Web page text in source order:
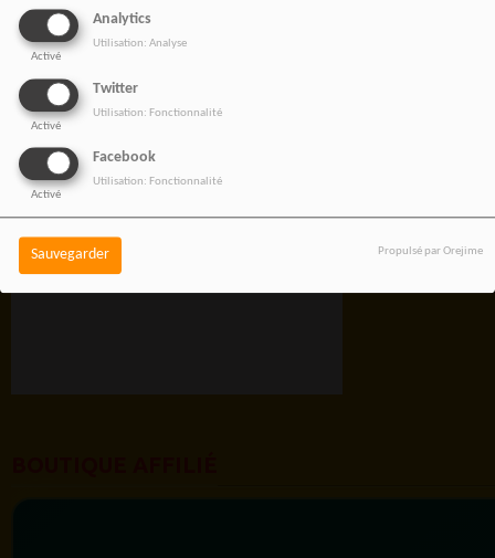
Analytics
Activé
Utilisation: Analyse
Twitter
Activé
Utilisation: Fonctionnalité
Facebook
Activé
Utilisation: Fonctionnalité
Sauvegarder Propulsé par Orejime
RADIOTAMTAM
AFRICA — LA PAROLE
EST UNE FORCE